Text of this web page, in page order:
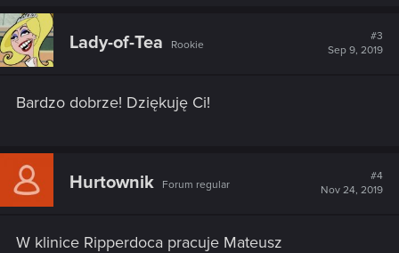
Lady-of-Tea Rookie
#3
Sep 9, 2019
Bardzo dobrze! Dziękuję Ci!
Hurtownik Forum regular
#4
Nov 24, 2019
W klinice Ripperdoca pracuje Mateusz